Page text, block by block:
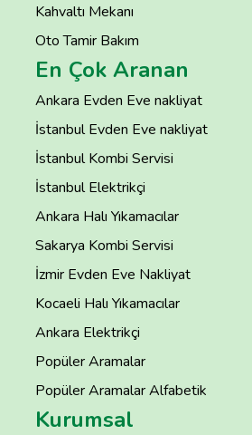
Kahvaltı Mekanı
Oto Tamir Bakım
En Çok Aranan
Ankara Evden Eve nakliyat
İstanbul Evden Eve nakliyat
İstanbul Kombi Servisi
İstanbul Elektrikçi
Ankara Halı Yıkamacılar
Sakarya Kombi Servisi
İzmir Evden Eve Nakliyat
Kocaeli Halı Yıkamacılar
Ankara Elektrikçi
Popüler Aramalar
Popüler Aramalar Alfabetik
Kurumsal